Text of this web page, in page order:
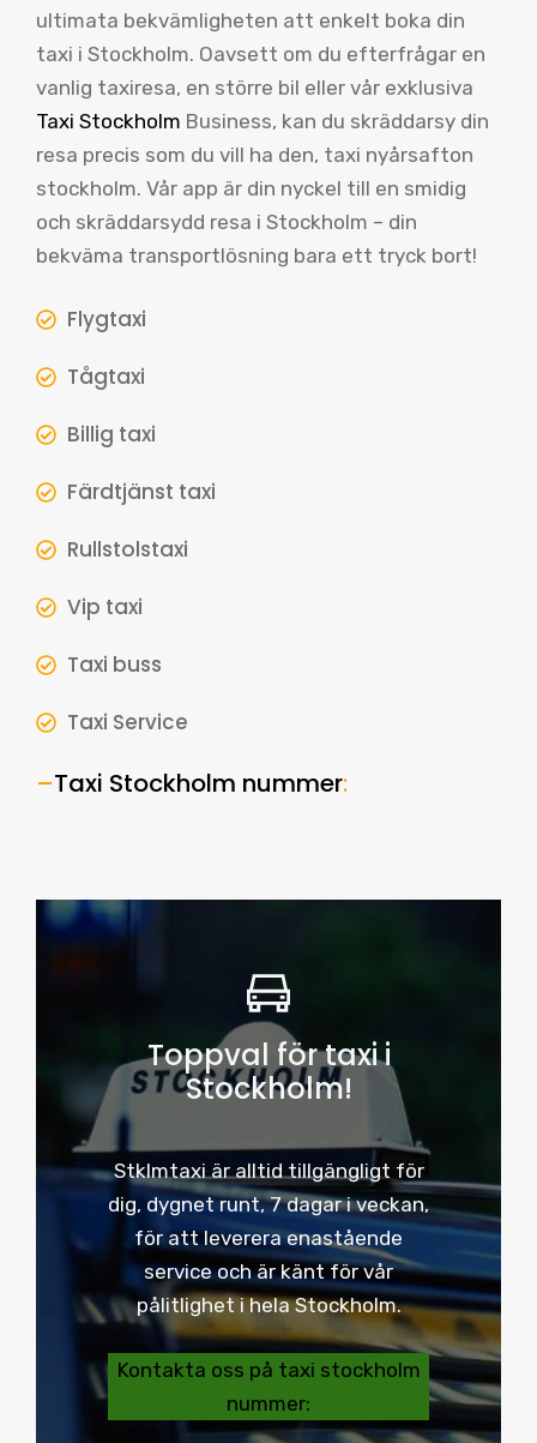
ultimata bekvämligheten att enkelt boka din
taxi i Stockholm. Oavsett om du efterfrågar en
vanlig taxiresa, en större bil eller vår exklusiva
Taxi Stockholm Business, kan du skräddarsy din
resa precis som du vill ha den, taxi nyårsafton
stockholm. Vår app är din nyckel till en smidig
och skräddarsydd resa i Stockholm – din
bekväma transportlösning bara ett tryck bort!
Flygtaxi
Tågtaxi
Billig taxi
Färdtjänst taxi
Rullstolstaxi
Vip taxi
Taxi buss
Taxi Service
–Taxi Stockholm nummer:
Toppval för taxi i
Stockholm!
Stklmtaxi är alltid tillgängligt för
dig, dygnet runt, 7 dagar i veckan,
för att leverera enastående
service och är känt för vår
pålitlighet i hela Stockholm.
Kontakta oss på taxi stockholm
nummer: